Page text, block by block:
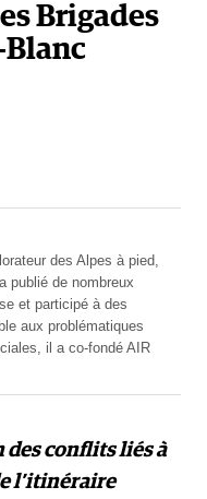
Brigades
des Alpes à pied,
publié de nombreux
et participé à des
aux problématiques
il a co-fondé AIR
conflits liés à
l’itinéraire